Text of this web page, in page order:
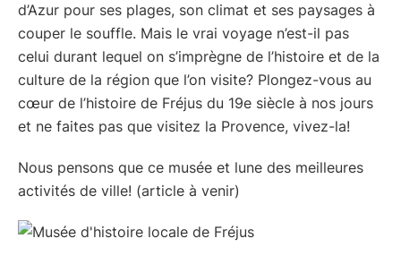
d’Azur pour ses plages, son climat et ses paysages à
couper le souffle. Mais le vrai voyage n’est-il pas
celui durant lequel on s’imprègne de l’histoire et de la
culture de la région que l’on visite? Plongez-vous au
cœur de l’histoire de Fréjus du 19e siècle à nos jours
et ne faites pas que visitez la Provence, vivez-la!
Nous pensons que ce musée et lune des meilleures
activités de ville! (article à venir)